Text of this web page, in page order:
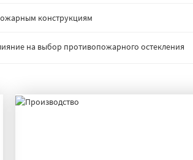
конструкциям
на выбор противопожарного остекления